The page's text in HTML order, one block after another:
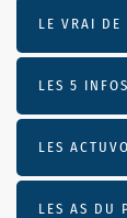
LE VRAI DE
LES 5 INFOS
LES
LES AS DU